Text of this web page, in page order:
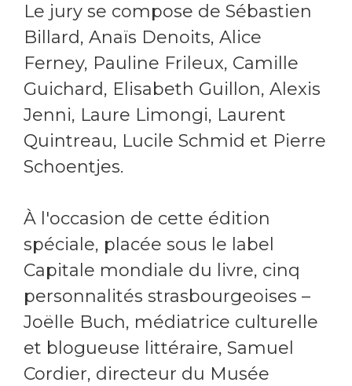
Le jury se compose de Sébastien
Billard, Anaïs Denoits, Alice
Ferney, Pauline Frileux, Camille
Guichard, Elisabeth Guillon, Alexis
Jenni, Laure Limongi, Laurent
Quintreau, Lucile Schmid et Pierre
Schoentjes.
À l'occasion de cette édition
spéciale, placée sous le label
Capitale mondiale du livre, cinq
personnalités strasbourgeoises –
Joëlle Buch, médiatrice culturelle
et blogueuse littéraire, Samuel
Cordier, directeur du Musée